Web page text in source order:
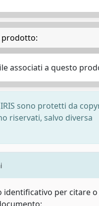
prodotto:
associati a questo
sono protetti da
riservati, salvo diversa
identificativo per citare